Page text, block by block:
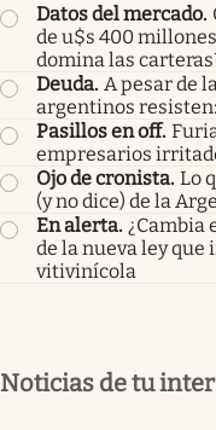
Datos del mercado.
de u$s 400
domina las
Deuda. A pesar de
argentinos
Pasillos en off.
empresarios
Ojo de cronista. Lo
(y no dice) de la
En alerta. ¿Cambia
de la nueva ley
vitivinícola
Noticias de tu